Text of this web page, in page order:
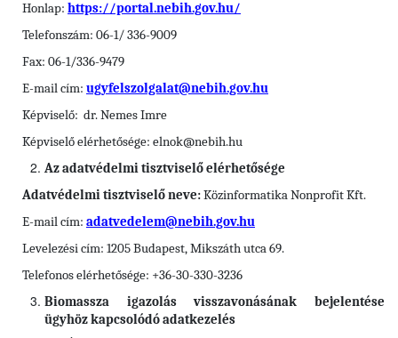
Honlap: https://portal.nebih.gov.hu/
Telefonszám: 06-1/ 336-9009
Fax: 06-1/336-9479
E-mail cím: ugyfelszolgalat@nebih.gov.hu
Képviselő: dr. Nemes Imre
Képviselő elérhetősége: elnok@nebih.hu
Az adatvédelmi tisztviselő elérhetősége
Adatvédelmi tisztviselő neve:Közinformatika Nonprofit Kft.
E-mail cím: adatvedelem@nebih.gov.hu
Levelezési cím: 1205 Budapest, Mikszáth utca 69.
Telefonos elérhetősége: +36-30-330-3236
Biomassza igazolás visszavonásának bejelentése
ügyhöz kapcsolódó adatkezelés